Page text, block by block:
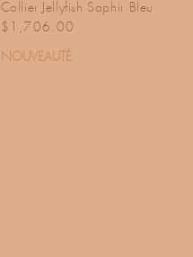
Collier Jellyfish Saphir Bleu
Prix habituel
$1,706.00
NOUVEAUTÉ